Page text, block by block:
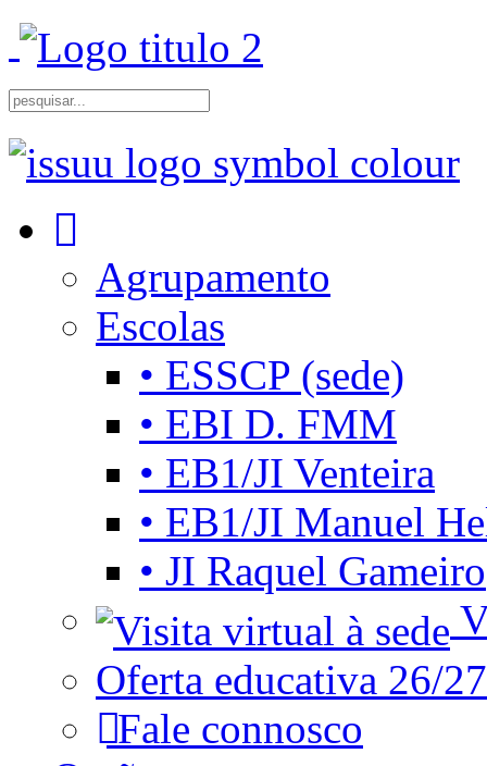
Agrupamento
Escolas
• ESSCP (sede)
• EBI D. FMM
• EB1/JI Venteira
• EB1/JI Manuel
• JI Raquel Gameiro
Oferta educativa 26/27
Fale connosco